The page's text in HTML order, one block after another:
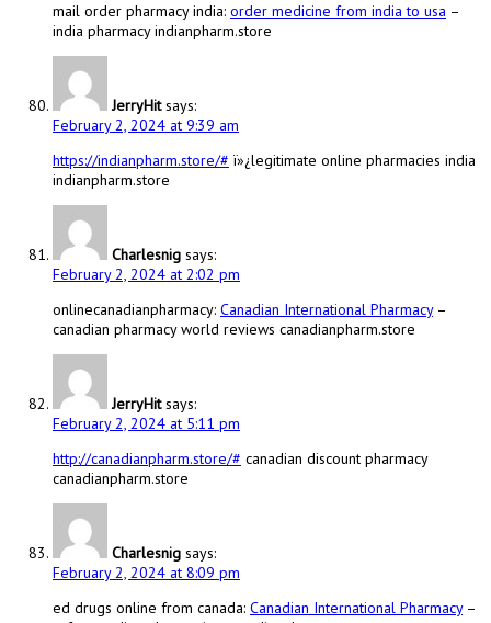
mail order pharmacy india: order medicine from india to usa –
india pharmacy indianpharm.store
JerryHit says:
February 2, 2024 at 9:39 am
https://indianpharm.store/# ï»¿legitimate online pharmacies india
indianpharm.store
Charlesnig says:
February 2, 2024 at 2:02 pm
onlinecanadianpharmacy: Canadian International Pharmacy–
canadian pharmacy world reviews canadianpharm.store
JerryHit says:
February 2, 2024 at 5:11 pm
http://canadianpharm.store/# canadian discount pharmacy
canadianpharm.store
Charlesnig says:
February 2, 2024 at 8:09 pm
ed drugs online from canada: Canadian International Pharmacy–